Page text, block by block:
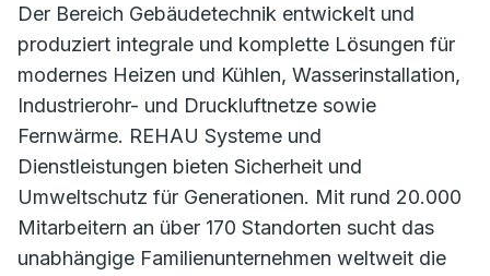
Der Bereich Gebäudetechnik entwickelt und
produziert integrale und komplette Lösungen für
modernes Heizen und Kühlen, Wasserinstallation,
Industrierohr- und Druckluftnetze sowie
Fernwärme. REHAU Systeme und
Dienstleistungen bieten Sicherheit und
Umweltschutz für Generationen. Mit rund 20.000
Mitarbeitern an über 170 Standorten sucht das
unabhängige Familienunternehmen weltweit die